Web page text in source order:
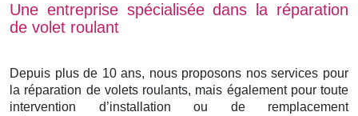
Une entreprise spécialisée dans la réparation
de volet roulant
Depuis plus de 10 ans, nous proposons nos services pour
la réparation de volets roulants, mais également pour toute
intervention d’installation ou de remplacement